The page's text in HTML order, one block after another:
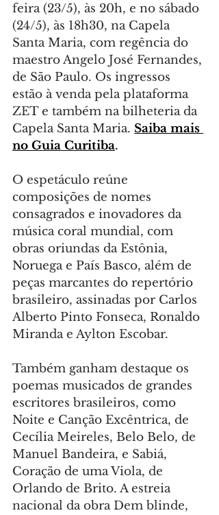
feira (23/5), às 20h, e no sábado
(24/5), às 18h30, na Capela
Santa Maria, com regência do
maestro Angelo José Fernandes,
de São Paulo. Os ingressos
estão à venda pela plataforma
ZET e também na bilheteria da
Capela Santa Maria. Saiba mais
no Guia Curitiba.
O espetáculo reúne
composições de nomes
consagrados e inovadores da
música coral mundial, com
obras oriundas da Estônia,
Noruega e País Basco, além de
peças marcantes do repertório
brasileiro, assinadas por Carlos
Alberto Pinto Fonseca, Ronaldo
Miranda e Aylton Escobar.
Também ganham destaque os
poemas musicados de grandes
escritores brasileiros, como
Noite e Canção Excêntrica, de
Cecília Meireles, Belo Belo, de
Manuel Bandeira, e Sabiá,
Coração de uma Viola, de
Orlando de Brito. A estreia
nacional da obra Dem blinde,